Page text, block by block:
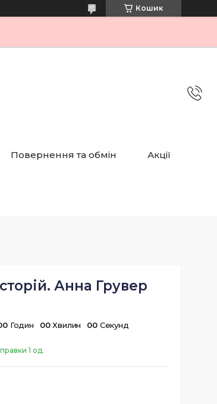
Кошик
Повернення та обмін Акції
Анна Грувер
0 Годин 00 Хвилин 00 Секунд
1 од.